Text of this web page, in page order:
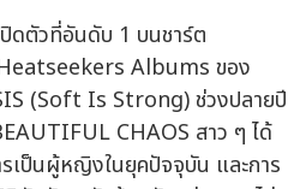
ดตัวที่อันดับ 1 บนชาร์ต
Albums ของ
(Soft Is Strong) ช่วงปลายปี
CHAOS สาว ๆ ได้
เป็นผู้หญิงในยุคปัจจุบัน และการ